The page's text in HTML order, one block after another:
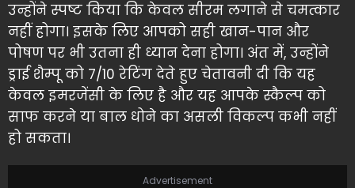
उन्होंने स्पष्ट किया कि केवल सीरम लगाने से चमत्कार
नहीं होगा। इसके लिए आपको सही खान-पान और
पोषण पर भी उतना ही ध्यान देना होगा। अंत में, उन्होंने
ड्राई शैम्पू को 7/10 रेटिंग देते हुए चेतावनी दी कि यह
केवल इमरजेंसी के लिए है और यह आपके स्कैल्प को
साफ करने या बाल धोने का असली विकल्प कभी नहीं
हो सकता।
Advertisement